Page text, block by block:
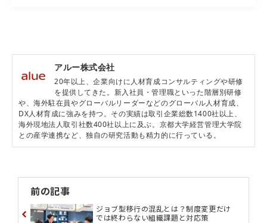
アルー株式会社
20年以上、企業向けに人材育成コンサルティングや研修
を提供してきた。新入社員・管理職といった階層別研修
や、海外駐在員やグローバルリーダーなどのグローバル人材育成、
DX人材育成に強みを持つ。その実績は取引企業総数1400社以上、
海外現地法人取引社数400社以上に及ぶ。京都大学経営管理大学院
との産学連携など、独自の研究活動も精力的に行っている。
前の記事
ジョブ型移行の混乱とは？制度変更だけ
では終わらない組織課題と対応策